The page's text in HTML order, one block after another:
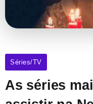
Séries/TV
As séries